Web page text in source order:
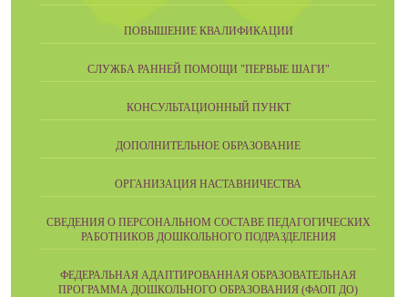
ПОВЫШЕНИЕ КВАЛИФИКАЦИИ
СЛУЖБА РАННЕЙ ПОМОЩИ "ПЕРВЫЕ ШАГИ"
КОНСУЛЬТАЦИОННЫЙ ПУНКТ
ДОПОЛНИТЕЛЬНОЕ ОБРАЗОВАНИЕ
ОРГАНИЗАЦИЯ НАСТАВНИЧЕСТВА
СВЕДЕНИЯ О ПЕРСОНАЛЬНОМ СОСТАВЕ ПЕДАГОГИЧЕСКИХ
РАБОТНИКОВ ДОШКОЛЬНОГО ПОДРАЗДЕЛЕНИЯ
ФЕДЕРАЛЬНАЯ АДАПТИРОВАННАЯ ОБРАЗОВАТЕЛЬНАЯ
ПРОГРАММА ДОШКОЛЬНОГО ОБРАЗОВАНИЯ (ФАОП ДО)